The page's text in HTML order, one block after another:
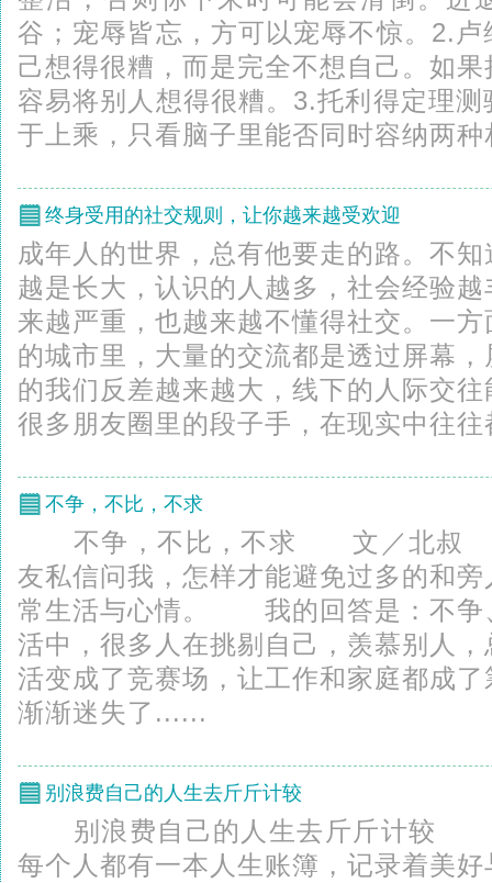
谷；宠辱皆忘，方可以宠辱不惊。2.
己想得很糟，而是完全不想自己。如
容易将别人想得很糟。3.托利得定理
于上乘，只看脑子里能否同时容纳两
终身受用的社交规则，让你越来越受欢迎
成年人的世界，总有他要走的路。不
越是长大，认识的人越多，社会经验
来越严重，也越来越不懂得社交。一
的城市里，大量的交流都是透过屏幕
的我们反差越来越大，线下的人际交
很多朋友圈里的段子手，在现实中往
不争，不比，不求
不争，不比，不求 文／北
友私信问我，怎样才能避免过多的和
常生活与心情。 我的回答是：不
活中，很多人在挑剔自己，羡慕别人
活变成了竞赛场，让工作和家庭都成
渐渐迷失了......
别浪费自己的人生去斤斤计较
别浪费自己的人生去斤斤
每个人都有一本人生账簿，记录着美